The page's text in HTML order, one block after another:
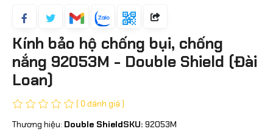
Kính bảo hộ chống bụi, chống
nắng 92053M - Double Shield (Đài
Loan)
( 0 đánh giá )
Thương hiệu: Double ShieldSKU: 92053M